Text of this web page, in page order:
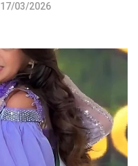
17/03/2026